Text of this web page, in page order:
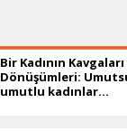
Bir Kadının
Dönüşümleri:
umutlu kadınlar...